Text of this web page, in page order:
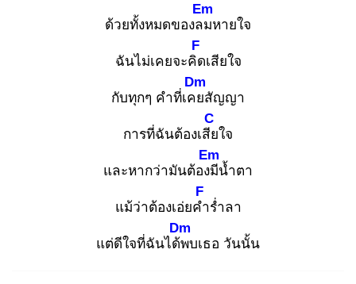
ด้วยทั้งหมดของลม
Em
หายใจ
ฉันไม่เคยจะคิด
F
เสียใจ
กับทุกๆ คำที่เคย
Dm
สัญญา
การที่ฉันต้องเสีย
C
ใจ
และหากว่ามันต้องมี
Em
น้ำตา
แม้ว่าต้องเอ่ยคำ
F
ร่ำลา
แต่ดีใจที่ฉันได้พ
Dm
บเธอ วันนั้น